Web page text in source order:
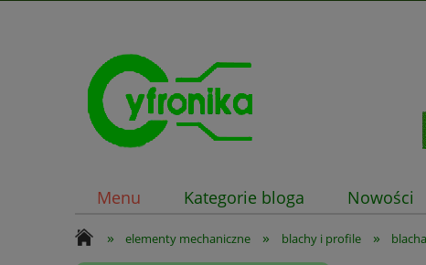
Menu Kategorie bloga Nowości
» elementy mechaniczne » blachy i profile »